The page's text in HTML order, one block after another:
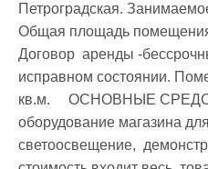
Петроградская.
Общая площадь помещения
Договор  аренды -
исправном состоянии.
кв.м.     ОСНОВНЫЕ СРЕДСТВА Средства
оборудование магазина
светоосвещение,